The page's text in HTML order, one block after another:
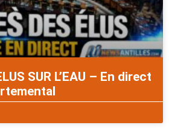
SUR L’EAU – En direct